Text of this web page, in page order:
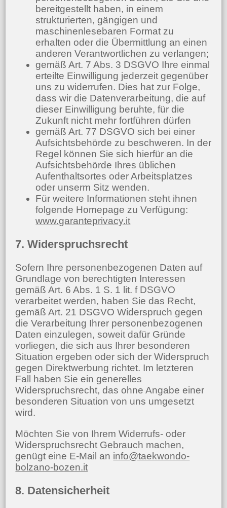
bereitgestellt haben, in einem
strukturierten, gängigen und
maschinenlesebaren Format zu
erhalten oder die Übermittlung an einen
anderen Verantwortlichen zu verlangen;
gemäß Art. 7 Abs. 3 DSGVO Ihre einmal
erteilte Einwilligung jederzeit gegenüber
uns zu widerrufen. Dies hat zur Folge,
dass wir die Datenverarbeitung, die auf
dieser Einwilligung beruhte, für die
Zukunft nicht mehr fortführen dürfen
gemäß Art. 77 DSGVO sich bei einer
Aufsichtsbehörde zu beschweren. In der
Regel können Sie sich hierfür an die
Aufsichtsbehörde Ihres üblichen
Aufenthaltsortes oder Arbeitsplatzes
oder unserm Sitz wenden.
Für weitere Informationen steht ihnen
folgende Homepage zu Verfügung:
www.garanteprivacy.it
7. Widerspruchsrecht
Sofern Ihre personenbezogenen Daten auf
Grundlage von berechtigten Interessen
gemäß Art. 6 Abs. 1 S. 1 lit. f DSGVO
verarbeitet werden, haben Sie das Recht,
gemäß Art. 21 DSGVO Widerspruch gegen
die Verarbeitung Ihrer personenbezogenen
Daten einzulegen, soweit dafür Gründe
vorliegen, die sich aus Ihrer besonderen
Situation ergeben oder sich der Widerspruch
gegen Direktwerbung richtet. Im letzteren
Fall haben Sie ein generelles
Widerspruchsrecht, das ohne Angabe einer
besonderen Situation von uns umgesetzt
wird.
Möchten Sie von Ihrem Widerrufs- oder
Widerspruchsrecht Gebrauch machen,
genügt eine E-Mail an info@taekwondo-
bolzano-bozen.it
8. Datensicherheit